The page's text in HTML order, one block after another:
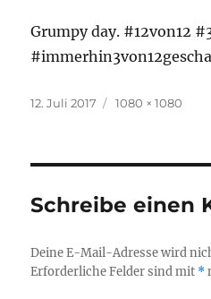
Grumpy day. #12von12
Veröffentlicht
12. Juli 2017 Originalgröße
1080 × 1080
Schreibe einen
Deine E-Mail-Adresse wird
Erforderliche Felder sind mit *